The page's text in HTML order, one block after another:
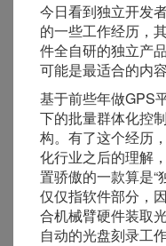
今日看到独立开发
的一些工作经历，
件全自研的独立产
可能是最适合的内容
基于前些年做GPS
下的批量群体化控
构。有了这个经历
化行业之后的理解
置骄傲的一款算是“
仅仅指软件部分，
合机械臂硬件装取
自动的光盘刻录工作